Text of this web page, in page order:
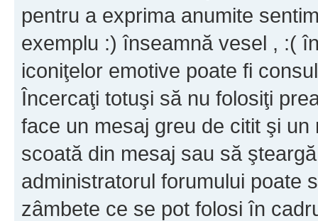
pentru a exprima anumite
exemplu :) înseamnă vesel , :(
iconiţelor emotive poate fi
Încercaţi totuşi să nu folosiţi
face un mesaj greu de citit şi
scoată din mesaj sau să
administratorul forumului poate
zâmbete ce se pot folosi în